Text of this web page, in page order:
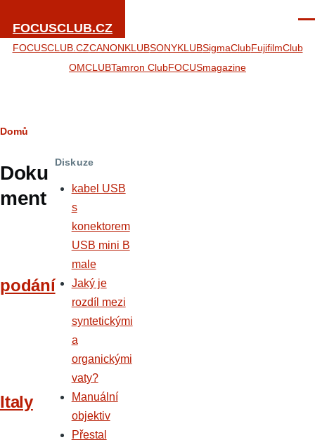
FOCUSCLUB.CZ
FOCUSCLUB.CZCANONKLUBSONYKLUBSigmaClubFujifilmClub
OMCLUBTamron ClubFOCUSmagazine
Drobečková
navigace
Domů
Doku
ment
podání
Italy
Diskuze
kabel USB
s
konektorem
USB mini B
male
Jaký je
rozdíl mezi
syntetickými
a
organickými
vaty?
Manuální
objektiv
Přestal